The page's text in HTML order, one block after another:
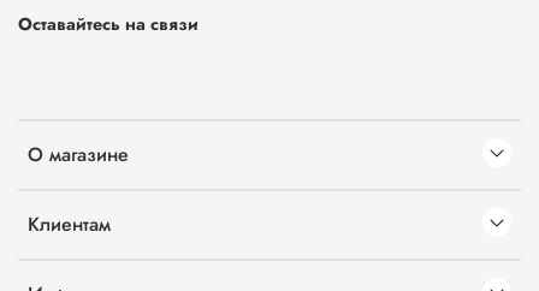
О магазине
Клиентам
Оставайтесь на связи